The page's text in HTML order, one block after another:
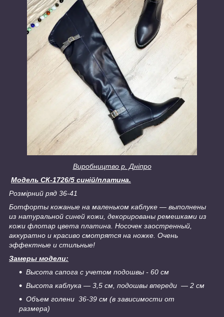
Виробництво р. Дніпро
Модель СК-1726/5 синій/платина.
Розмірний ряд 36-41
Ботфорты кожаные на маленьком каблуке ― выполнены
из натуральной синей кожи, декорированы ремешками из
кожи флотар цвета платина. Носочек заостренный,
аккуратно и красиво смотрятся на ножке. Очень
эффектные и стильные!
Замеры модели:
Высота сапога с учетом подошвы - 60 см
Высота каблука ― 3,5 см, подошвы впереди ― 2 см
Объем голени 36-39 см (в зависимости от
размера)